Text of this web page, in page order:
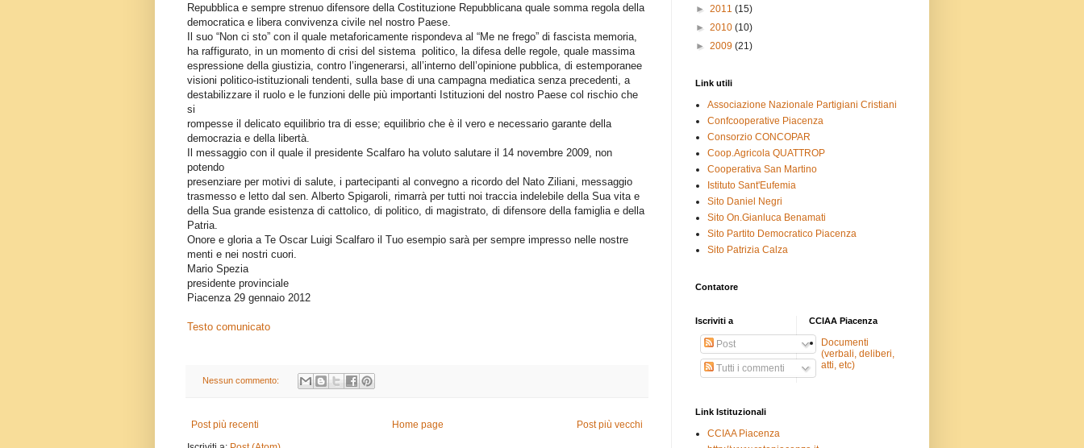
Repubblica e sempre strenuo difensore della Costituzione Repubblicana quale somma regola della
democratica e libera convivenza civile nel nostro Paese.
Il suo “Non ci sto” con il quale metaforicamente rispondeva al “Me ne frego” di fascista memoria,
ha raffigurato, in un momento di crisi del sistema politico, la difesa delle regole, quale massima
espressione della giustizia, contro l’ingenerarsi, all’interno dell’opinione pubblica, di estemporanee
visioni politico-istituzionali tendenti, sulla base di una campagna mediatica senza precedenti, a
destabilizzare il ruolo e le funzioni delle più importanti Istituzioni del nostro Paese col rischio che
si
rompesse il delicato equilibrio tra di esse; equilibrio che è il vero e necessario garante della
democrazia e della libertà.
Il messaggio con il quale il presidente Scalfaro ha voluto salutare il 14 novembre 2009, non
potendo
presenziare per motivi di salute, i partecipanti al convegno a ricordo del Nato Ziliani, messaggio
trasmesso e letto dal sen. Alberto Spigaroli, rimarrà per tutti noi traccia indelebile della Sua vita e
della Sua grande esistenza di cattolico, di politico, di magistrato, di difensore della famiglia e della
Patria.
Onore e gloria a Te Oscar Luigi Scalfaro il Tuo esempio sarà per sempre impresso nelle nostre
menti e nei nostri cuori.
Mario Spezia
presidente provinciale
Piacenza 29 gennaio 2012
Testo comunicato
Nessun commento:
Post più recenti Post più vecchi
Home page
► 2011 (15)
► 2010 (10)
► 2009 (21)
Link utili
Associazione Nazionale Partigiani Cristiani
Confcooperative Piacenza
Consorzio CONCOPAR
Coop.Agricola QUATTROP
Cooperativa San Martino
Istituto Sant'Eufemia
Sito Daniel Negri
Sito On.Gianluca Benamati
Sito Partito Democratico Piacenza
Sito Patrizia Calza
Contatore
Iscriviti a
Post
Tutti i commenti
CCIAA Piacenza
Documenti
(verbali, deliberi,
atti, etc)
Link Istituzionali
CCIAA Piacenza